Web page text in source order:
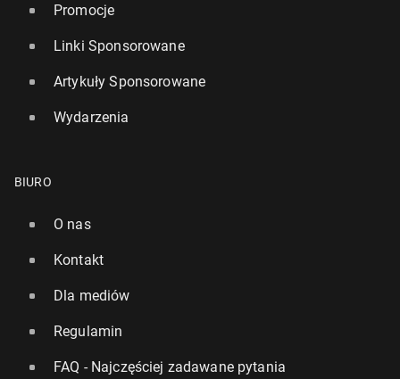
Promocje
Linki Sponsorowane
Artykuły Sponsorowane
Wydarzenia
BIURO
O nas
Kontakt
Dla mediów
Regulamin
FAQ - Najczęściej zadawane pytania